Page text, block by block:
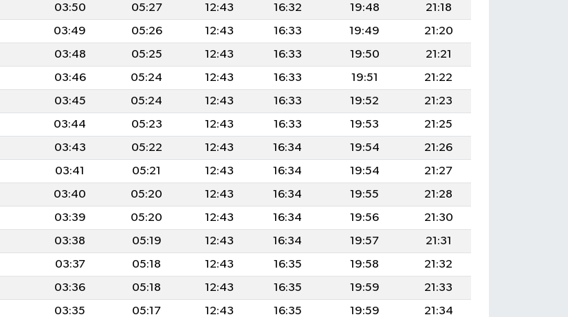
03:50 05:27 12:43 16:32 19:48
21:18
03:49 05:26 12:43 16:33 19:49
21:20
03:48 05:25 12:43 16:33 19:50
21:21
03:46 05:24 12:43 16:33 19:51
21:22
03:45 05:24 12:43 16:33 19:52
21:23
03:44 05:23 12:43 16:33 19:53
21:25
03:43 05:22 12:43 16:34 19:54
21:26
03:41 05:21 12:43 16:34 19:54
21:27
03:40 05:20 12:43 16:34 19:55
21:28
03:39 05:20 12:43 16:34 19:56
21:30
03:38 05:19 12:43 16:34 19:57
21:31
03:37 05:18 12:43 16:35 19:58
21:32
03:36 05:18 12:43 16:35 19:59
21:33
03:35 05:17 12:43 16:35 19:59
21:34